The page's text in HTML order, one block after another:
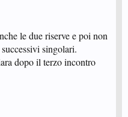
le due riserve e poi non
singolari.
dopo il terzo incontro